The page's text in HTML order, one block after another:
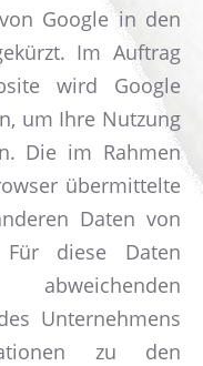
Google in den
Im Auftrag
wird Google
um Ihre Nutzung
Die im Rahmen
übermittelte
Daten von
Für diese Daten
Unternehmens
zu den